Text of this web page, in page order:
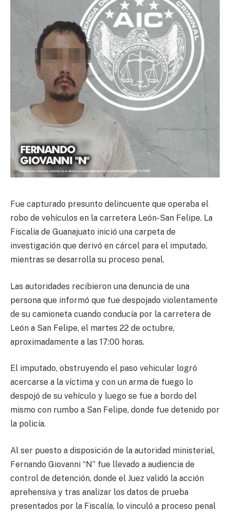
Fue capturado presunto delincuente que operaba el
robo de vehículos en la carretera León-San Felipe. La
Fiscalía de Guanajuato inició una carpeta de
investigación que derivó en cárcel para el imputado,
mientras se desarrolla su proceso penal.
Las autoridades recibieron una denuncia de una
persona que informó que fue despojado violentamente
de su camioneta cuando conducía por la carretera de
León a San Felipe, el martes 22 de octubre,
aproximadamente a las 17:00 horas.
El imputado, obstruyendo el paso vehicular logró
acercarse a la víctima y con un arma de fuego lo
despojó de su vehículo y luego se fue a bordo del
mismo con rumbo a San Felipe, donde fue detenido por
la policía.
Al ser puesto a disposición de la autoridad ministerial,
Fernando Giovanni “N” fue llevado a audiencia de
control de detención, donde el Juez validó la acción
aprehensiva y tras analizar los datos de prueba
presentados por la Fiscalía, lo vinculó a proceso penal